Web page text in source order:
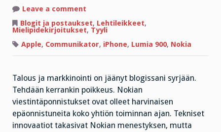
Leave a comment
kaivaa
oma
hautansa?
Blogit ja postaukset, Lehtileikkeet,
Mielipidekirjoitukset, Tyyli
Apple, Communikator, iPhone, Lumia 900, Nokia
Talous ja markkinointi on jäänyt blogissani syrjään.
Tehdään kerrankin poikkeus. Nokian
viestintäponnistukset ovat olleet harvinaisen
epäonnistuneita koko yhtiön toiminnan ajan. Tekniset
innovaatiot takasivat Nokian menestyksen, mutta